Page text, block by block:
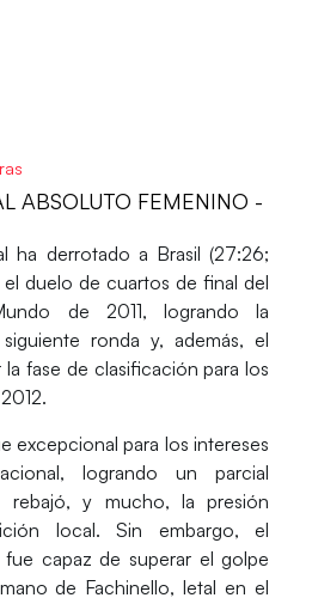
ABSOLUTO FEMENINO -
ha derrotado a Brasil (27:26;
el duelo de cuartos de final del
de 2011, logrando la
ronda y, además, el
fase de clasificación para los
excepcional para los intereses
logrando un parcial
rebajó, y mucho, la presión
local. Sin embargo, el
capaz de superar el golpe
de Fachinello, letal en el